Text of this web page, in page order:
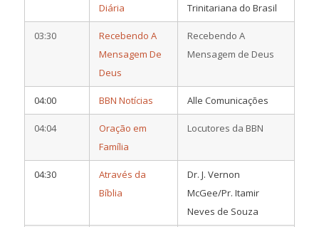
Diária
Trinitariana do Brasil
03:30
Recebendo A
Mensagem De
Deus
Recebendo A
Mensagem de Deus
04:00 BBN Notícias Alle Comunicações
04:04
Oração em
Família
Locutores da BBN
04:30
Através da
Bíblia
Dr. J. Vernon
McGee/Pr. Itamir
Neves de Souza